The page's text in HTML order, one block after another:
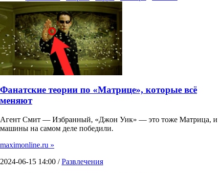
Фанатские теории по «Матрице», которые всё
меняют
Агент Смит — Избранный, «Джон Уик» — это тоже Матрица, и
машины на самом деле победили.
maximonline.ru »
2024-06-15 14:00 /Развлечения